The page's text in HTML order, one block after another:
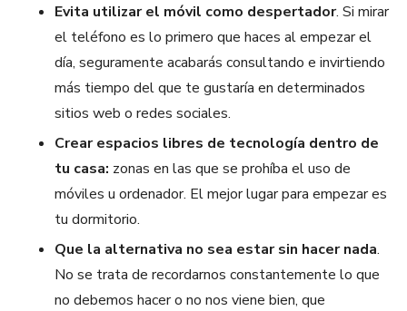
Evita utilizar el móvil como despertador. Si mirar
el teléfono es lo primero que haces al empezar el
día, seguramente acabarás consultando e invirtiendo
más tiempo del que te gustaría en determinados
sitios web o redes sociales.
Crear espacios libres de tecnología dentro de
tu casa: zonas en las que se prohíba el uso de
móviles u ordenador. El mejor lugar para empezar es
tu dormitorio.
Que la alternativa no sea estar sin hacer nada.
No se trata de recordarnos constantemente lo que
no debemos hacer o no nos viene bien, que